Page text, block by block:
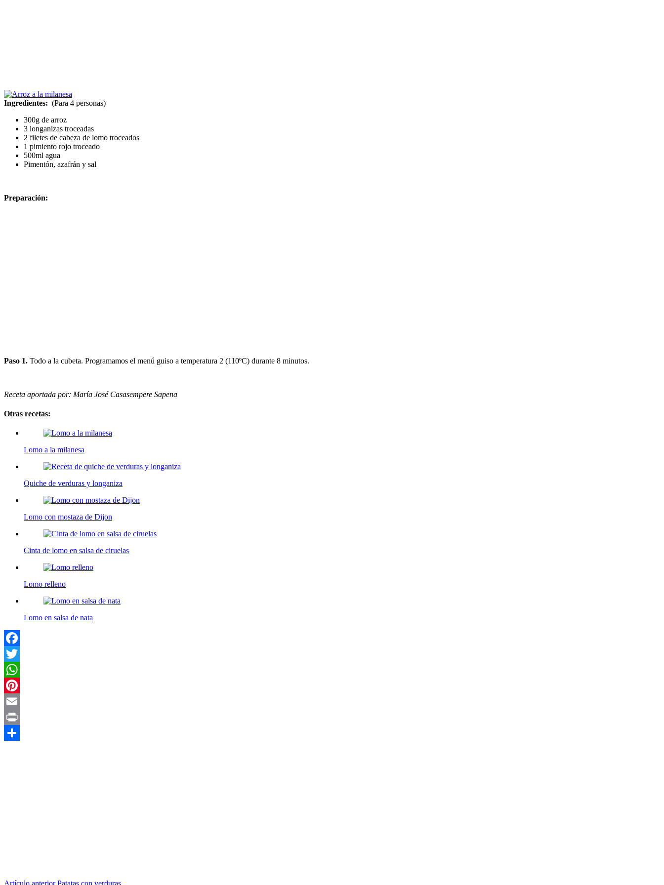
Ingredientes: (Para 4 personas)
300g de arroz
3 longanizas troceadas
2 filetes de cabeza de lomo troceados
1 pimiento rojo troceado
500ml agua
Pimentón, azafrán y sal
Preparación:
Paso 1. Todo a la cubeta. Programamos el menú guiso a temperatura 2 (110ºC) durante 8 minutos.
Receta aportada por: María José Casasempere Sapena
Otras recetas:
Lomo a la milanesa
Quiche de verduras y longaniza
Lomo con mostaza de Dijon
Cinta de lomo en salsa de ciruelas
Lomo relleno
Lomo en salsa de nata
Facebook
Twitter
WhatsApp
Pinterest
Email
Print